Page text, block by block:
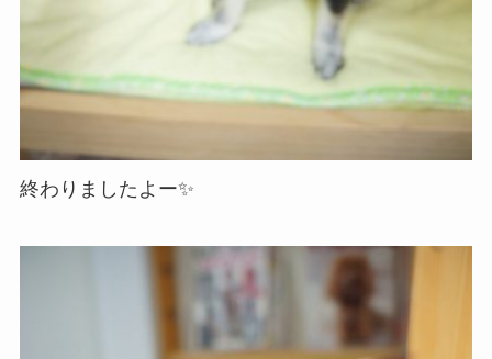
終わりましたよー✨